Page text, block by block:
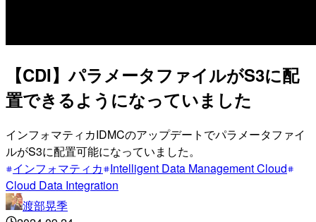
【CDI】パラメータファイルがS3に配
置できるようになっていました
インフォマティカIDMCのアップデートでパラメータファイ
ルがS3に配置可能になっていました。
インフォマティカ Intelligent Data Management Cloud
Cloud Data Integration
渡部晃季